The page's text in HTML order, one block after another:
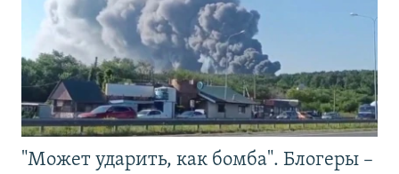
"Может ударить, как бомба". Блогеры –